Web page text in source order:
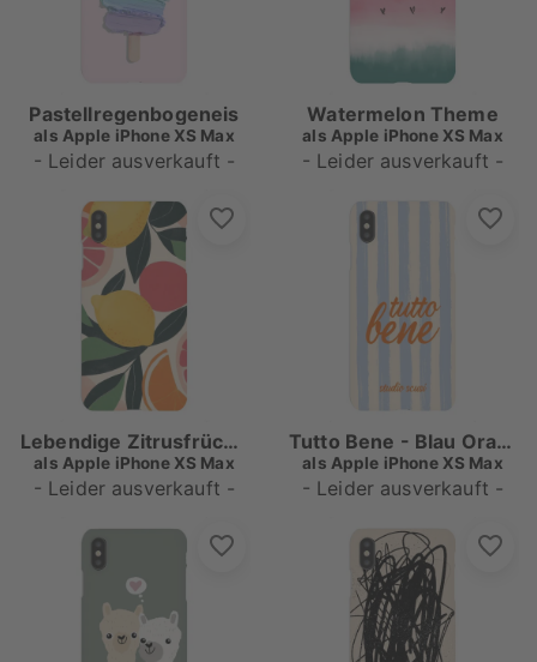
Pastellregenbogeneis
als Apple iPhone XS Max
- Leider ausverkauft -
Watermelon Theme
als Apple iPhone XS Max
- Leider ausverkauft -
Lebendige Zitrusfrüchte
als Apple iPhone XS Max
- Leider ausverkauft -
Tutto Bene - Blau Orange
als Apple iPhone XS Max
- Leider ausverkauft -